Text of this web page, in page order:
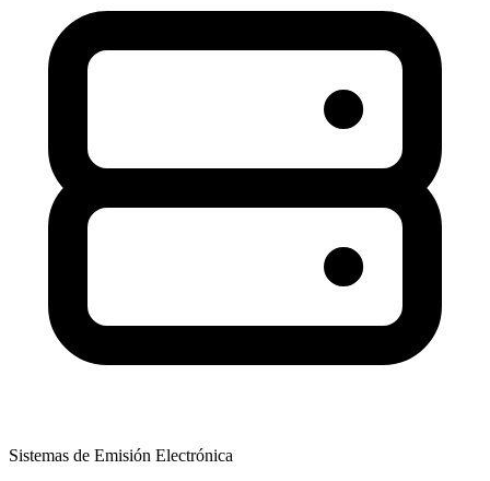
Sistemas de Emisión Electrónica